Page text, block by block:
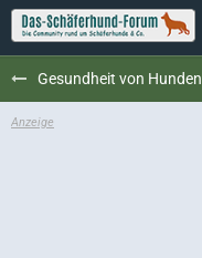
Gesundheit von Hunden